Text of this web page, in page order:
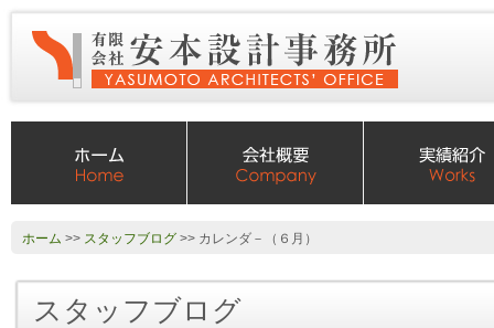
ホーム >> スタッフブログ >> カレンダ－（６月）
スタッフブログ